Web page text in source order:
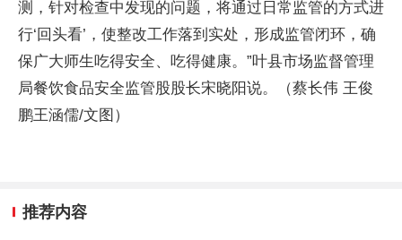
测，针对检查中发现的问题，将通过日常监管的方式进
行‘回头看’，使整改工作落到实处，形成监管闭环，确
保广大师生吃得安全、吃得健康。”叶县市场监督管理
局餐饮食品安全监管股股长宋晓阳说。（蔡长伟 王俊
鹏王涵儒/文图）
推荐内容